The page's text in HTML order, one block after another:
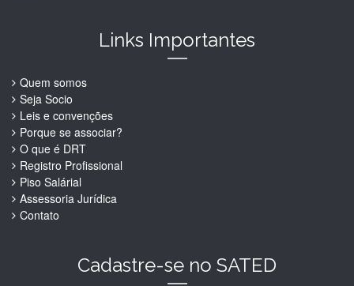
Links Importantes
Quem somos
Seja Socio
Leis e convenções
Porque se associar?
O que é DRT
Registro Profissional
Piso Salárial
Assessoria Jurídica
Contato
Cadastre-se no SATED